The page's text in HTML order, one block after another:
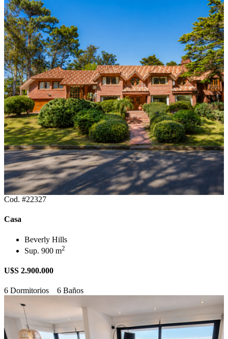
Cod. #22327
Casa
Beverly Hills
Sup. 900 m2
U$S 2.900.000
6 Dormitorios 6 Baños